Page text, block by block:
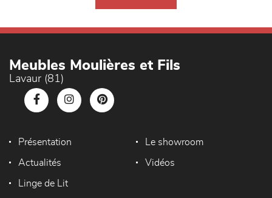
Meubles Moulières et Fils
Lavaur (81)
Présentation Le showroom
Actualités Vidéos
Linge de Lit